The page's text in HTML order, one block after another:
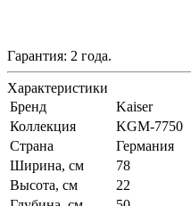
Гарантия: 2 года.
Характеристики
Бренд
Kaiser
Коллекция
KGM-7750
Страна
Германия
Ширина, см
78
Высота, см
22